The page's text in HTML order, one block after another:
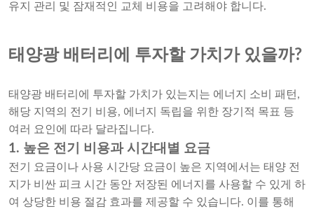
유지 관리 및 잠재적인 교체 비용을 고려해야 합니다.
태양광 배터리에 투자할 가치가 있을까?
태양광 배터리에 투자할 가치가 있는지는 에너지 소비 패턴,
해당 지역의 전기 비용, 에너지 독립을 위한 장기적 목표 등
여러 요인에 따라 달라집니다.
1. 높은 전기 비용과 시간대별 요금
전기 요금이나 사용 시간당 요금이 높은 지역에서는 태양 전
지가 비싼 피크 시간 동안 저장된 에너지를 사용할 수 있게 하
여 상당한 비용 절감 효과를 제공할 수 있습니다. 이를 통해